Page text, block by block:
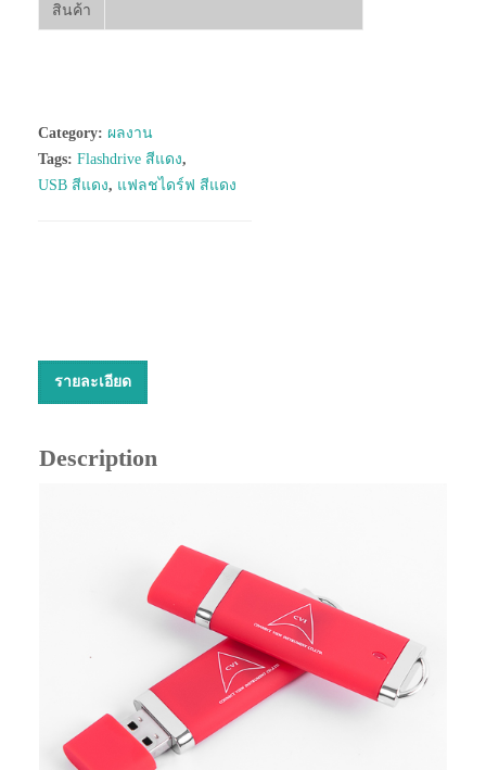
สินค้า
Category: ผลงาน
Tags: Flashdrive สีแดง,
USB สีแดง, แฟลชไดร์ฟ สีแดง
รายละเอียด
Description